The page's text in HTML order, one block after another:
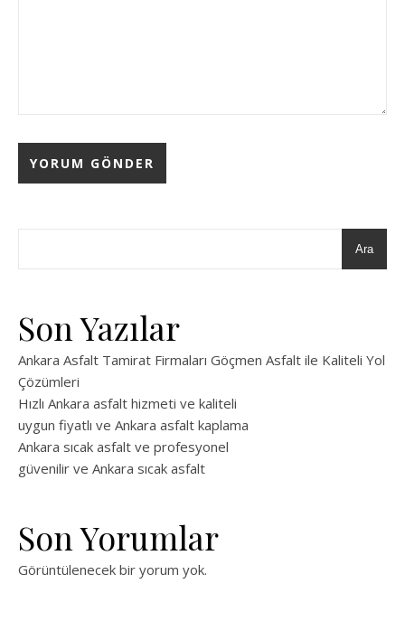
Ara
Son Yazılar
Ankara Asfalt Tamirat Firmaları Göçmen Asfalt ile Kaliteli Yol
Çözümleri
Hızlı Ankara asfalt hizmeti ve kaliteli
uygun fiyatlı ve Ankara asfalt kaplama
Ankara sıcak asfalt ve profesyonel
güvenilir ve Ankara sıcak asfalt
Son Yorumlar
Görüntülenecek bir yorum yok.